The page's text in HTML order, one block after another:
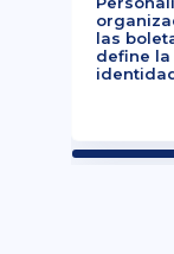
las
define la